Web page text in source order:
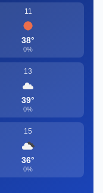
11
38°
0%
13
39°
0%
15
36°
0%